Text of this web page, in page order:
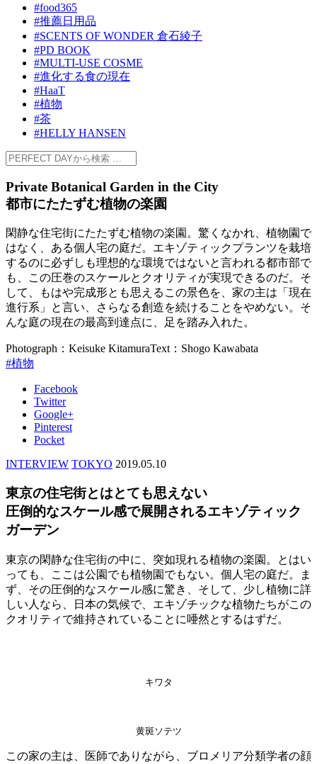
#food365
#推薦日用品
#SCENTS OF WONDER 倉石綾子
#PD BOOK
#MULTI-USE COSME
#進化する食の現在
#HaaT
#植物
#茶
#HELLY HANSEN
Private Botanical Garden in the City
都市にたたずむ植物の楽園
閑静な住宅街にたたずむ植物の楽園。驚くなかれ、植物園で
はなく、ある個人宅の庭だ。エキゾティックプランツを栽培
するのに必ずしも理想的な環境ではないと言われる都市部で
も、この圧巻のスケールとクオリティが実現できるのだ。そ
して、もはや完成形とも思えるこの景色を、家の主は「現在
進行系」と言い、さらなる創造を続けることをやめない。そ
んな庭の現在の最高到達点に、足を踏み入れた。
Photograph：Keisuke KitamuraText：Shogo Kawabata
#植物
Facebook
Twitter
Google+
Pinterest
Pocket
INTERVIEW TOKYO 2019.05.10
東京の住宅街とはとても思えない
圧倒的なスケール感で展開されるエキゾティック
ガーデン
東京の閑静な住宅街の中に、突如現れる植物の楽園。とはい
っても、ここは公園でも植物園でもない。個人宅の庭だ。ま
ず、その圧倒的なスケール感に驚き、そして、少し植物に詳
しい人なら、日本の気候で、エキゾチックな植物たちがこの
クオリティで維持されていることに唖然とするはずだ。
キワタ
黄斑ソテツ
この家の主は、医師でありながら、ブロメリア分類学者の顔